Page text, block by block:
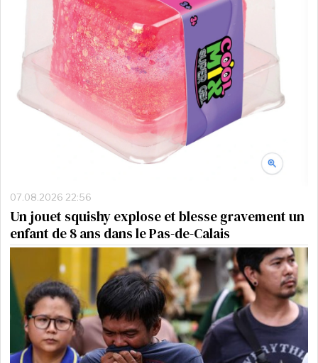
07.08.2026 22:56
Un jouet squishy explose et blesse gravement un
enfant de 8 ans dans le Pas-de-Calais